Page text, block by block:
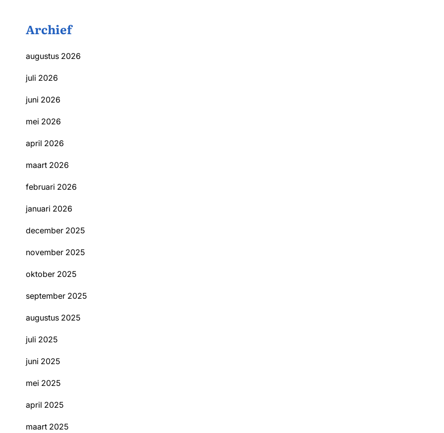
Archief
augustus 2026
juli 2026
juni 2026
mei 2026
april 2026
maart 2026
februari 2026
januari 2026
december 2025
november 2025
oktober 2025
september 2025
augustus 2025
juli 2025
juni 2025
mei 2025
april 2025
maart 2025